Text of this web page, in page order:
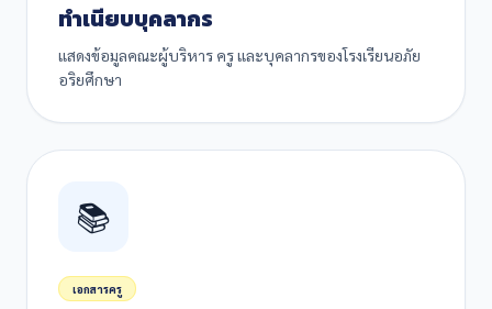
ทำเนียบบุคลากร
แสดงข้อมูลคณะผู้บริหาร ครู และบุคลากรของโรงเรียนอภัย
อริยศึกษา
📚
เอกสารครู